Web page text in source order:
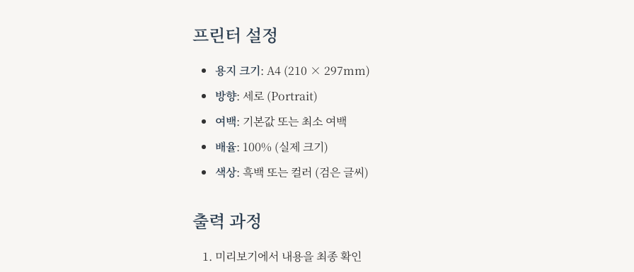
프린터 설정
용지 크기: A4 (210 × 297mm)
방향: 세로 (Portrait)
여백: 기본값 또는 최소 여백
배율: 100% (실제 크기)
색상: 흑백 또는 컬러 (검은 글씨)
출력 과정
미리보기에서 내용을 최종 확인